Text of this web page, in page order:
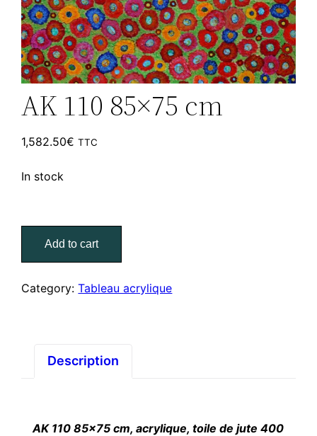
AK 110 85×75 cm
1,582.50€ TTC
In stock
quantity
Add to cart
Category:Tableau acrylique
Description
AK 110 85×75 cm, acrylique, toile de jute 400